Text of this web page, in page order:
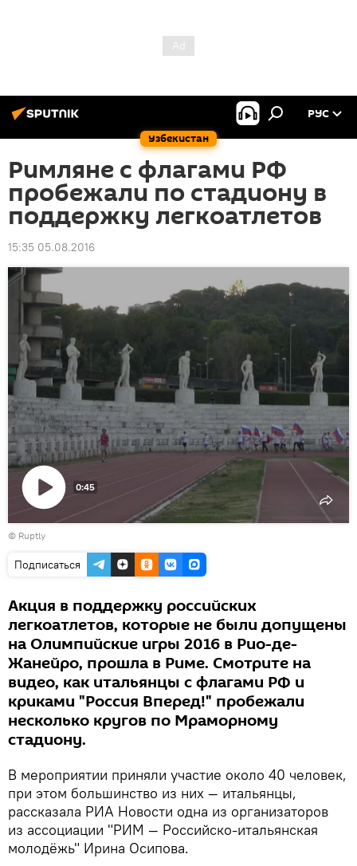
Узбекистан
РУС
Римляне с флагами РФ
пробежали по стадиону в
поддержку легкоатлетов
15:35 05.08.2016
Воспроизвести
видео
0:45
© Ruptly
Подписаться
Акция в поддержку российских
легкоатлетов, которые не были допущены
на Олимпийские игры 2016 в Рио-де-
Жанейро, прошла в Риме. Смотрите на
видео, как итальянцы с флагами РФ и
криками "Россия Вперед!" пробежали
несколько кругов по Мраморному
стадиону.
В мероприятии приняли участие около 40 человек,
при этом большинство из них — итальянцы,
рассказала РИА Новости одна из организаторов
из ассоциации "РИМ — Российско-итальянская
молодёжь" Ирина Осипова.